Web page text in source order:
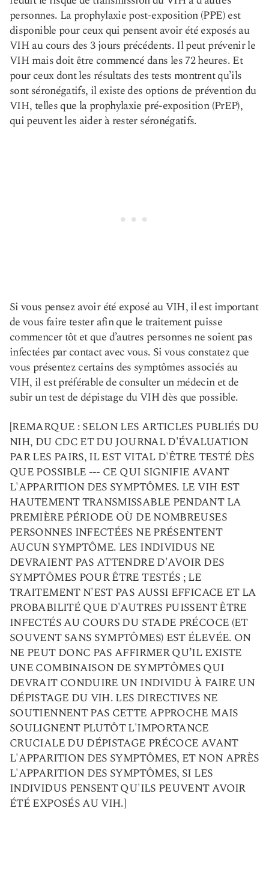
personnes. La prophylaxie post-exposition (PPE) est
disponible pour ceux qui pensent avoir été exposés au
VIH au cours des 3 jours précédents. Il peut prévenir le
VIH mais doit être commencé dans les 72 heures. Et
pour ceux dont les résultats des tests montrent qu’ils
sont séronégatifs, il existe des options de prévention du
VIH, telles que la prophylaxie pré-exposition (PrEP),
qui peuvent les aider à rester séronégatifs.
Si vous pensez avoir été exposé au VIH, il est important
de vous faire tester afin que le traitement puisse
commencer tôt et que d’autres personnes ne soient pas
infectées par contact avec vous. Si vous constatez que
vous présentez certains des symptômes associés au
VIH, il est préférable de consulter un médecin et de
subir un test de dépistage du VIH dès que possible.
[REMARQUE : SELON LES ARTICLES PUBLIÉS DU
NIH, DU CDC ET DU JOURNAL D'ÉVALUATION
PAR LES PAIRS, IL EST VITAL D'ÊTRE TESTÉ DÈS
QUE POSSIBLE --- CE QUI SIGNIFIE AVANT
L'APPARITION DES SYMPTÔMES. LE VIH EST
HAUTEMENT TRANSMISSABLE PENDANT LA
PREMIÈRE PÉRIODE OÙ DE NOMBREUSES
PERSONNES INFECTÉES NE PRÉSENTENT
AUCUN SYMPTÔME. LES INDIVIDUS NE
DEVRAIENT PAS ATTENDRE D'AVOIR DES
SYMPTÔMES POUR ÊTRE TESTÉS ; LE
TRAITEMENT N'EST PAS AUSSI EFFICACE ET LA
PROBABILITÉ QUE D'AUTRES PUISSENT ÊTRE
INFECTÉS AU COURS DU STADE PRÉCOCE (ET
SOUVENT SANS SYMPTÔMES) EST ÉLEVÉE. ON
NE PEUT DONC PAS AFFIRMER QU’IL EXISTE
UNE COMBINAISON DE SYMPTÔMES QUI
DEVRAIT CONDUIRE UN INDIVIDU À FAIRE UN
DÉPISTAGE DU VIH. LES DIRECTIVES NE
SOUTIENNENT PAS CETTE APPROCHE MAIS
SOULIGNENT PLUTÔT L'IMPORTANCE
CRUCIALE DU DÉPISTAGE PRÉCOCE AVANT
L'APPARITION DES SYMPTÔMES, ET NON APRÈS
L'APPARITION DES SYMPTÔMES, SI LES
INDIVIDUS PENSENT QU'ILS PEUVENT AVOIR
ÉTÉ EXPOSÉS AU VIH.]